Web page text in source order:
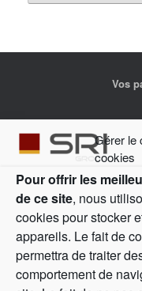
Gérer le
cookies
Pour offrir les
de ce site, nous
cookies pour stocker
appareils. Le fait de
permettra de traiter
comportement de
Vos
d’investissement
entreprise
Bourse Direct